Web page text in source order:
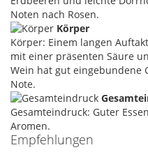
Noten nach Rosen.
Körper
Körper: Einem langen
mit einer präsenten Säure
Wein hat gut eingebundene
Note.
Gesamteindruck: Guter
Aromen.
Empfehlungen